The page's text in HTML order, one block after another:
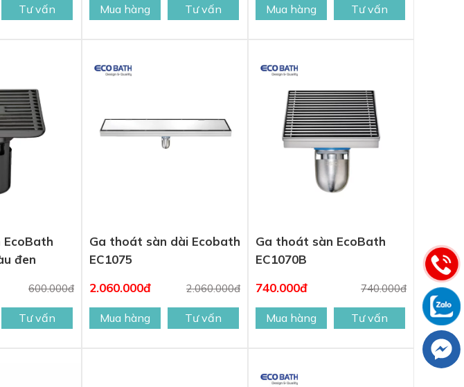
Tư vấn Mua hàng Tư vấn Mua hàng Tư vấn
đen
600.000đ
Tư vấn
Ga thoát sàn dài Ecobath
EC1075
2.060.000đ
2.060.000đ
Mua hàng Tư vấn
Ga thoát sàn EcoBath
EC1070B
740.000đ
740.000đ
Mua hàng Tư vấn